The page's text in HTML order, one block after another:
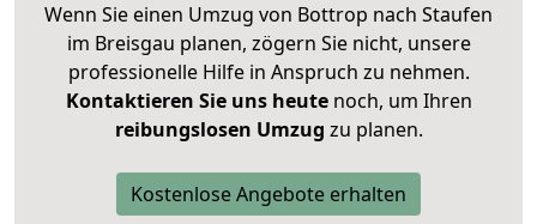
Wenn Sie einen Umzug von Bottrop nach Staufen
im Breisgau planen, zögern Sie nicht, unsere
professionelle Hilfe in Anspruch zu nehmen.
Kontaktieren Sie uns heutenoch, um Ihren
reibungslosen Umzug zu planen.
Kostenlose Angebote erhalten